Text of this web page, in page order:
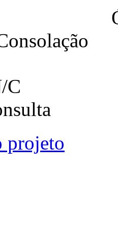
C
projeto